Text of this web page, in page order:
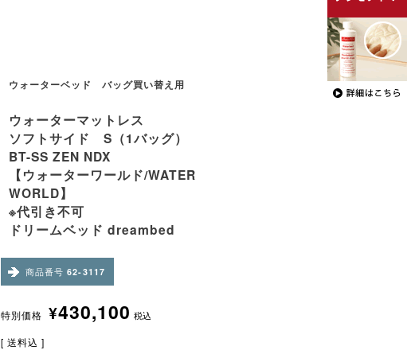
ウォーターベッド バッグ買い替え用
ウォーターマットレス
ソフトサイド S（1バッグ）
BT-SS ZEN NDX
【ウォーターワールド/WATER
WORLD】
※代引き不可
ドリームベッド dreambed
商品番号 62-3117
特別価格 ¥430,100 税込
送料込